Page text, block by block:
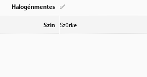
Halogénmentes ✅
Szín Szürke